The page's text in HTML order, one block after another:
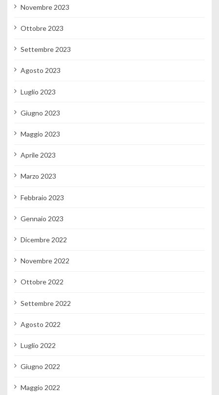
Novembre 2023
Ottobre 2023
Settembre 2023
Agosto 2023
Luglio 2023
Giugno 2023
Maggio 2023
Aprile 2023
Marzo 2023
Febbraio 2023
Gennaio 2023
Dicembre 2022
Novembre 2022
Ottobre 2022
Settembre 2022
Agosto 2022
Luglio 2022
Giugno 2022
Maggio 2022